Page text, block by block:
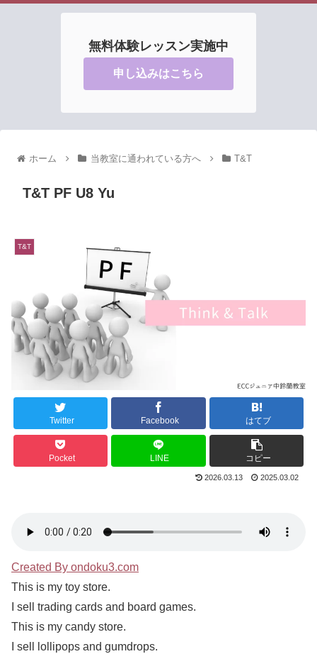
無料体験レッスン実施中
申し込みはこちら
ホーム 当教室に通われている方へ T&T
T&T PF U8 Yu
T&T
Twitter Facebook はてブ
Pocket LINE コピー
2026.03.13 2025.03.02
Created By ondoku3.com
This is my toy store.
I sell trading cards and board games.
This is my candy store.
I sell lollipops and gumdrops.